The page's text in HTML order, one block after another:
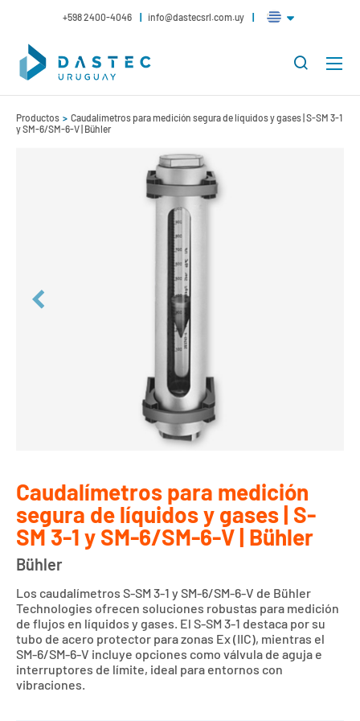
+598 2400-4046 info@dastecsrl.com.uy
Productos
Caudalímetros para medición segura de líquidos y gases | S-SM 3-1
y SM-6/SM-6-V | Bühler
Caudalímetros para medición
segura de líquidos y gases | S-
SM 3-1 y SM-6/SM-6-V | Bühler
Bühler
Los caudalímetros S-SM 3-1 y SM-6/SM-6-V de Bühler
Technologies ofrecen soluciones robustas para medición
de flujos en líquidos y gases. El S-SM 3-1 destaca por su
tubo de acero protector para zonas Ex (IIC), mientras el
SM-6/SM-6-V incluye opciones como válvula de aguja e
interruptores de límite, ideal para entornos con
vibraciones.